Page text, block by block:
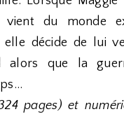
vient du monde
elle décide de lui
alors que la
pages) et